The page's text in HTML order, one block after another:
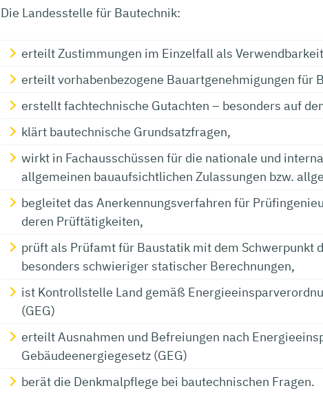
Die Landesstelle für Bautechnik:
erteilt Zustimmungen im Einzelfall als
erteilt vorhabenbezogene Bauartgenehmigungen für
erstellt fachtechnische Gutachten – besonders auf
klärt bautechnische Grundsatzfragen,
wirkt in Fachausschüssen für die nationale und
allgemeinen bauaufsichtlichen Zulassungen bzw.
begleitet das Anerkennungsverfahren für
deren Prüftätigkeiten,
prüft als Prüfamt für Baustatik mit dem Schwerpunkt
besonders schwieriger statischer Berechnungen,
ist Kontrollstelle Land gemäß
(GEG)
erteilt Ausnahmen und Befreiungen nach
Gebäudeenergiegesetz (GEG)
berät die Denkmalpflege bei bautechnischen Fragen.